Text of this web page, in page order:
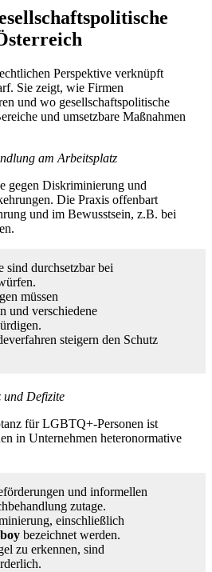
Perspektive verknüpft
Sie zeigt, wie Firmen
und wo gesellschaftspolitische
und umsetzbare Maßnahmen
am Arbeitsplatz
gegen Diskriminierung und
Die Praxis offenbart
und im Bewusstsein, z.B. bei
sind durchsetzbar bei
müssen
und verschiedene
steigern den Schutz
und Defizite
für LGBTQ+-Personen ist
in Unternehmen heteronormative
und informellen
zutage.
einschließlich
bezeichnet werden.
zu erkennen, sind